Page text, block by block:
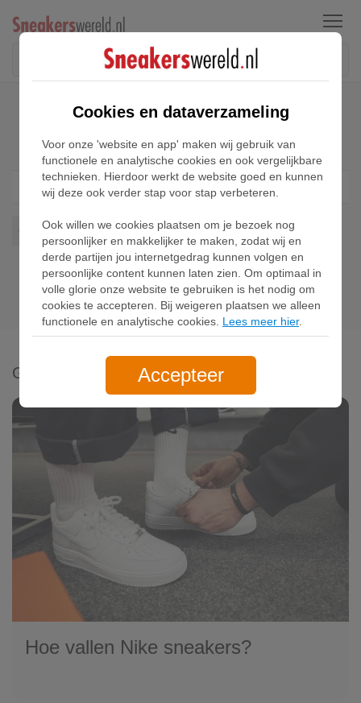
Menu
Nike Oneonta Sneakers
1
Oneonta Wis alles
Gerelateerde artikelen
Hoe vallen Nike sneakers?
Cookies en dataverzameling
Voor onze 'website en app' maken wij gebruik van
functionele en analytische cookies en ook vergelijkbare
technieken. Hierdoor werkt de website goed en kunnen
wij deze ook verder stap voor stap verbeteren.
Ook willen we cookies plaatsen om je bezoek nog
persoonlijker en makkelijker te maken, zodat wij en
derde partijen jou internetgedrag kunnen volgen en
persoonlijke content kunnen laten zien. Om optimaal in
volle glorie onze website te gebruiken is het nodig om
cookies te accepteren. Bij weigeren plaatsen we alleen
functionele en analytische cookies. Lees meer hier.
Accepteer